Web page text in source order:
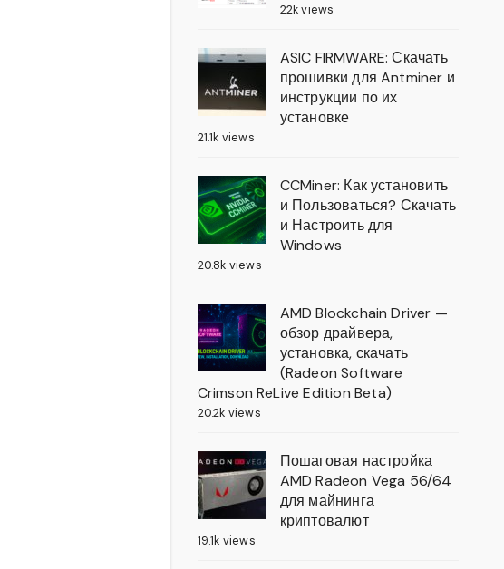
22k views
ASIC FIRMWARE: Скачать
прошивки для Antminer и
инструкции по их
установке
21.1k views
CCMiner: Как установить
и Пользоваться? Скачать
и Настроить для
Windows
20.8k views
AMD Blockchain Driver —
обзор драйвера,
установка, скачать
(Radeon Software
Crimson ReLive Edition Beta)
20.2k views
Пошаговая настройка
AMD Radeon Vega 56/64
для майнинга
криптовалют
19.1k views